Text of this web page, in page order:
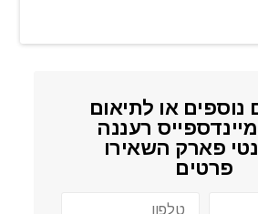
נוספים או לתיאום
מיינדספייס רעננה
פארק השאירו
פרטים